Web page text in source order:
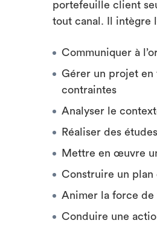
portefeuille client
tout canal. Il intègre
Communiquer à
Gérer un projet en
contraintes
Analyser le
Réaliser des
Mettre en œuvre
Construire un plan
Animer la force de
Conduire une